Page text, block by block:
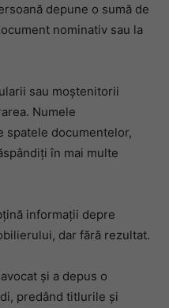
depune o sumă de
nominativ sau la
sau moștenitorii
Numele
spatele documentelor,
în mai multe
informații depre
dar fără rezultat.
și a depus o
predând titlurile și